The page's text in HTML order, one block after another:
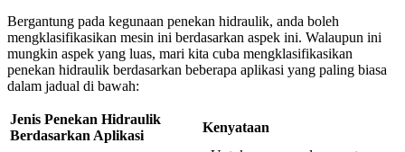
Bergantung pada kegunaan penekan hidraulik, anda boleh
mengklasifikasikan mesin ini berdasarkan aspek ini. Walaupun ini
mungkin aspek yang luas, mari kita cuba mengklasifikasikan
penekan hidraulik berdasarkan beberapa aplikasi yang paling biasa
dalam jadual di bawah:
Jenis Penekan Hidraulik
Berdasarkan Aplikasi
Kenyataan